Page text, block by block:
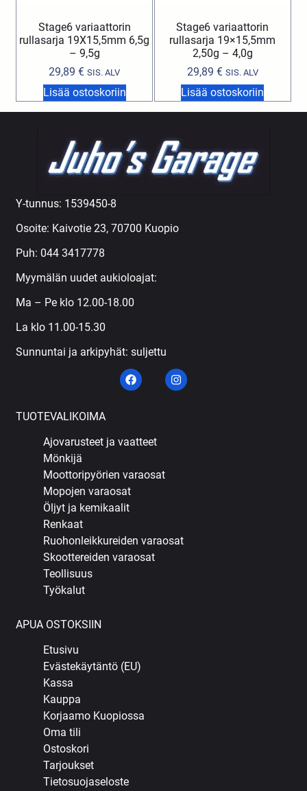
Stage6 variaattorin
rullasarja 19X15,5mm 6,5g
– 9,5g
29,89€ SIS. ALV
Lisää ostoskoriin
Stage6 variaattorin
rullasarja 19×15,5mm
2,50g – 4,0g
29,89 € SIS. ALV
Lisää ostoskoriin
Y-tunnus: 1539450-8
Osoite: Kaivotie 23, 70700 Kuopio
Puh: 044 3417778
Myymälän uudet aukioloajat:
Ma – Pe klo 12.00-18.00
La klo 11.00-15.30
Sunnuntai ja arkipyhät: suljettu
TUOTEVALIKOIMA
Ajovarusteet ja vaatteet
Mönkijä
Moottoripyörien varaosat
Mopojen varaosat
Öljyt ja kemikaalit
Renkaat
Ruohonleikkureiden varaosat
Skoottereiden varaosat
Teollisuus
Työkalut
APUA OSTOKSIIN
Etusivu
Evästekäytäntö (EU)
Kassa
Kauppa
Korjaamo Kuopiossa
Oma tili
Ostoskori
Tarjoukset
Tietosuojaseloste